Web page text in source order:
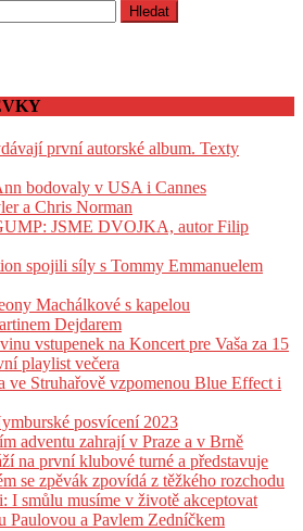
první autorské album. Texty
bodovaly v USA i Cannes
a Chris Norman
JSME DVOJKA, autor Filip
spojili síly s Tommy Emmanuelem
Machálkové s kapelou
Dejdarem
vstupenek na Koncert pre Vaša za 15
playlist večera
ve Struhařově vzpomenou Blue Effect i
posvícení 2023
adventu zahrají v Praze a v Brně
na první klubové turné a představuje
se zpěvák zpovídá z těžkého rozchodu
I smůlu musíme v životě akceptovat
Paulovou a Pavlem Zedníčkem